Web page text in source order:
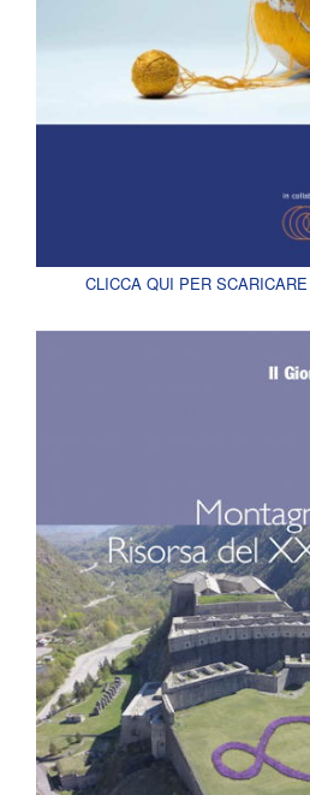
CLICCA QUI PER